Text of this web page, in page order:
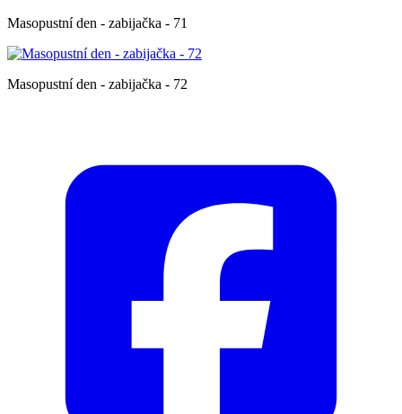
Masopustní den - zabijačka - 71
Masopustní den - zabijačka - 72